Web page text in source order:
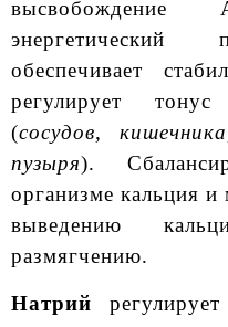
энергетический
обеспечивает
регулирует
(сосудов,
пузыря).
организме кальция и
выведению
размягчению.
Натрий